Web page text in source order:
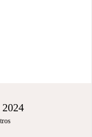
2024